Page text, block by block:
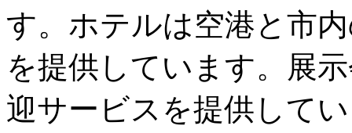
す。ホテルは空港と市
を提供しています。展
迎サービスを提供して